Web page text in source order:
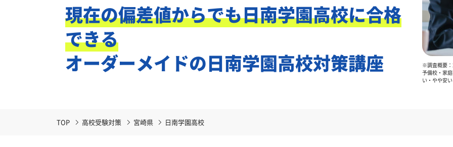
現在の偏差値からでも日南学園高校に合格
できる
オーダーメイドの日南学園高校対策講座
※調査概要
予備校・家
い・やや安
TOP 高校受験対策 宮崎県 日南学園高校